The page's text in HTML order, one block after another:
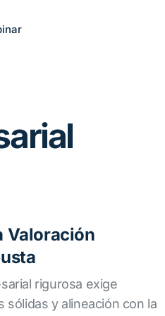
Valoración
rigurosa exige
sólidas y alineación con la